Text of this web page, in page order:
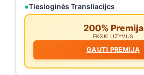
Tiesioginės Transliacijcs
200% Premija
EKSKLUZYVUS
GAUTI PREMIJĄ